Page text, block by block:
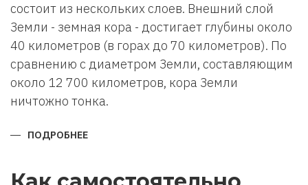
состоит из нескольких слоев. Внешний слой
Земли - земная кора - достигает глубины около
40 километров (в горах до 70 километров). По
сравнению с диаметром Земли, составляющим
около 12 700 километров, кора Земли
ничтожно тонка.
ПОДРОБНЕЕ